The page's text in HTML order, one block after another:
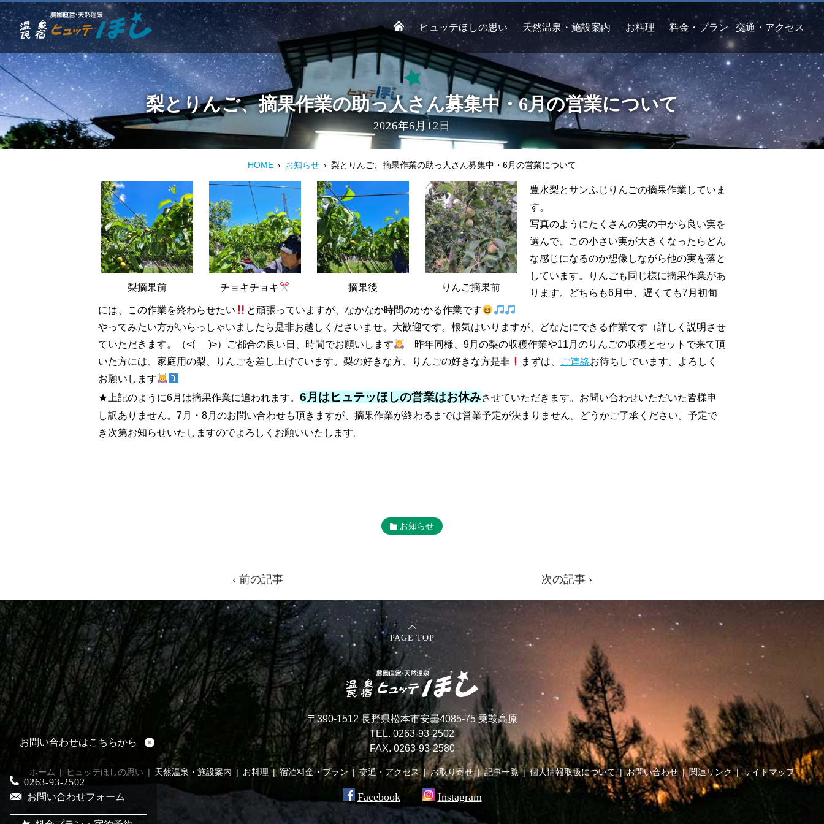
ヒュッテほしの思い 天然温泉・施設案内 お料理 料金・プラン 交通・アクセス
梨とりんご、摘果作業の助っ人さん募集中・6月の営業について
2026年6月12日
HOME お知らせ 梨とりんご、摘果作業の助っ人さん募集中・6月の営業について
梨摘果前 チョキチョキ 摘果後 りんご摘果前
豊水梨とサンふじりんごの摘果作業していま
す。
写真のようにたくさんの実の中から良い実を
選んで、この小さい実が大きくなったらどん
な感じになるのか想像しながら他の実を落と
しています。りんごも同じ様に摘果作業があ
ります。どちらも6月中、遅くても7月初旬
には、この作業を終わらせたい
と頑張っていますが、なかなか時間のかかる作業です
やってみたい方がいらっしゃいましたら是非お越しくださいませ。大歓迎です。根気はいりますが、どなたにできる作業です（詳しく説明させ
ていただきます。（<(_ _)>）ご都合の良い日、時間でお願いします
昨年同様、9月の梨の収穫作業や11月のりんごの収穫とセットで来て頂
いた方には、家庭用の梨、りんごを差し上げています。梨の好きな方、りんごの好きな方是非
まずは、 ご連絡お待ちしています。よろしく
お願いします
★上記のように6月は摘果作業に追われます。 6月はヒュテッほしの営業はお休みさせていただきます。お問い合わせいただいた皆様申
し訳ありません。7月・8月のお問い合わせも頂きますが、摘果作業が終わるまでは営業予定が決まりません。どうかご了承ください。予定で
き次第お知らせいたしますのでよろしくお願いいたします。
お知らせ
‹ 前の記事 次の記事 ›
PAGE TOP
〒390-1512 長野県松本市安曇4085-75 乗鞍高原
TEL. 0263-93-2502
FAX. 0263-93-2580
ホーム ヒュッテほしの思い 天然温泉・施設案内 お料理 宿泊料金・プラン 交通・アクセス お取り寄せ 記事一覧 個人情報取扱について お問い合わせ 関連リンク サイトマップ
Facebook Instagram
お問い合わせはこちらから
0263-93-2502
お問い合わせフォーム